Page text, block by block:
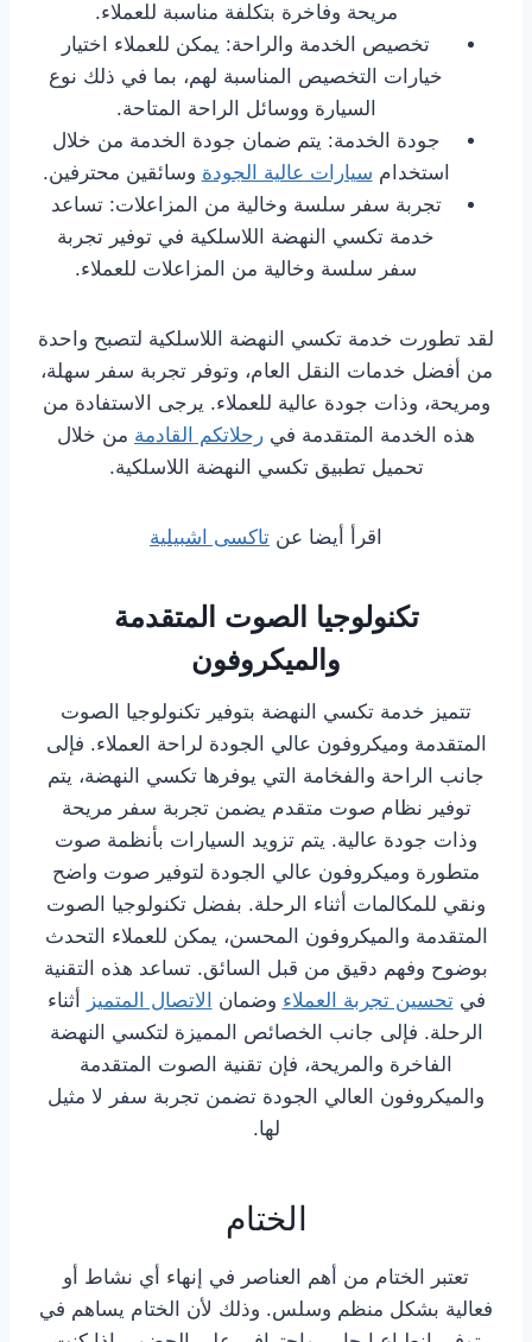
مريحة وفاخرة بتكلفة مناسبة للعملاء.
تخصيص الخدمة والراحة: يمكن للعملاء اختيار
خيارات التخصيص المناسبة لهم، بما في ذلك نوع
السيارة ووسائل الراحة المتاحة.
جودة الخدمة: يتم ضمان جودة الخدمة من خلال
استخدام سيارات عالية الجودة وسائقين محترفين.
تجربة سفر سلسة وخالية من المزاعلات: تساعد
خدمة تكسي النهضة اللاسلكية في توفير تجربة
سفر سلسة وخالية من المزاعلات للعملاء.
لقد تطورت خدمة تكسي النهضة اللاسلكية لتصبح واحدة
من أفضل خدمات النقل العام، وتوفر تجربة سفر سهلة،
ومريحة، وذات جودة عالية للعملاء. يرجى الاستفادة من
هذه الخدمة المتقدمة في رحلاتكم القادمة من خلال
تحميل تطبيق تكسي النهضة اللاسلكية.
اقرأ أيضا عن تاكسى اشبيلية
تكنولوجيا الصوت المتقدمة
والميكروفون
تتميز خدمة تكسي النهضة بتوفير تكنولوجيا الصوت
المتقدمة وميكروفون عالي الجودة لراحة العملاء. فإلى
جانب الراحة والفخامة التي يوفرها تكسي النهضة، يتم
توفير نظام صوت متقدم يضمن تجربة سفر مريحة
وذات جودة عالية. يتم تزويد السيارات بأنظمة صوت
متطورة وميكروفون عالي الجودة لتوفير صوت واضح
ونقي للمكالمات أثناء الرحلة. بفضل تكنولوجيا الصوت
المتقدمة والميكروفون المحسن، يمكن للعملاء التحدث
بوضوح وفهم دقيق من قبل السائق. تساعد هذه التقنية
فيتحسين تجربة العملاء وضمان الاتصال المتميز
أثناء
الرحلة. فإلى جانب الخصائص المميزة لتكسي النهضة
الفاخرة والمريحة، فإن تقنية الصوت المتقدمة
والميكروفون العالي الجودة تضمن تجربة سفر لا مثيل
لها.
الختام
تعتبر الختام من أهم العناصر في إنهاء أي نشاط أو
فعالية بشكل منظم وسلس. وذلك لأن الختام يساهم في